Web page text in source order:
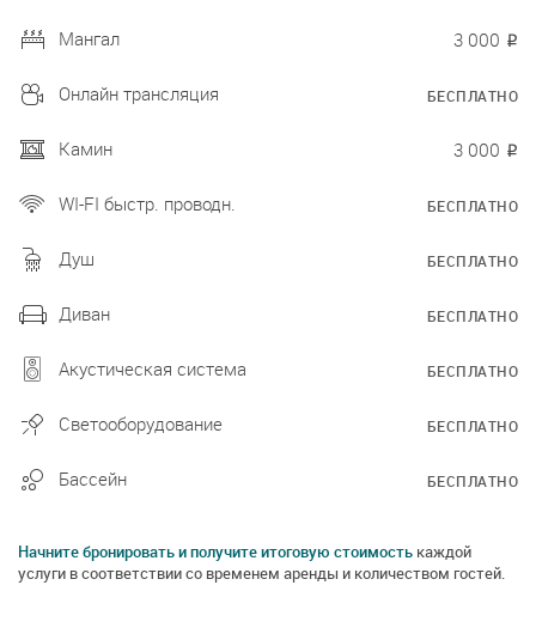
Мангал 3 000 ₽
Онлайн трансляция БЕСПЛАТНО
Камин 3 000 ₽
WI-FI быстр. проводн. БЕСПЛАТНО
Душ БЕСПЛАТНО
Диван БЕСПЛАТНО
Акустическая система БЕСПЛАТНО
Светооборудование БЕСПЛАТНО
Бассейн БЕСПЛАТНО
Начните бронировать и получите итоговую стоимость каждой
услуги в соответствии со временем аренды и количеством гостей.